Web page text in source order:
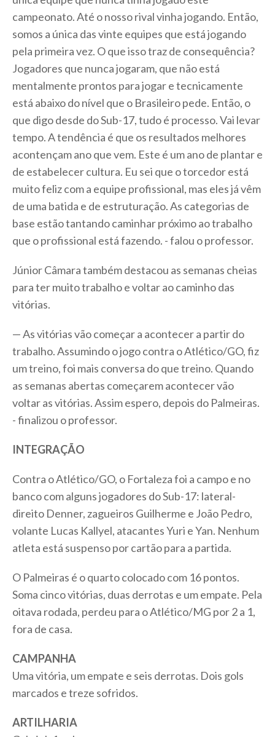
campeonato. Até o nosso rival vinha jogando. Então,
somos a única das vinte equipes que está jogando
pela primeira vez. O que isso traz de consequência?
Jogadores que nunca jogaram, que não está
mentalmente prontos para jogar e tecnicamente
está abaixo do nível que o Brasileiro pede. Então, o
que digo desde do Sub-17, tudo é processo. Vai levar
tempo. A tendência é que os resultados melhores
acontençam ano que vem. Este é um ano de plantar e
de estabelecer cultura. Eu sei que o torcedor está
muito feliz com a equipe profissional, mas eles já vêm
de uma batida e de estruturação. As categorias de
base estão tantando caminhar próximo ao trabalho
que o profissional está fazendo. - falou o professor.
Júnior Câmara também destacou as semanas cheias
para ter muito trabalho e voltar ao caminho das
vitórias.
— As vitórias vão começar a acontecer a partir do
trabalho. Assumindo o jogo contra o Atlético/GO, fiz
um treino, foi mais conversa do que treino. Quando
as semanas abertas começarem acontecer vão
voltar as vitórias. Assim espero, depois do Palmeiras.
- finalizou o professor.
INTEGRAÇÃO
Contra o Atlético/GO, o Fortaleza foi a campo e no
banco com alguns jogadores do Sub-17: lateral-
direito Denner, zagueiros Guilherme e João Pedro,
volante Lucas Kallyel, atacantes Yuri e Yan. Nenhum
atleta está suspenso por cartão para a partida.
O Palmeiras é o quarto colocado com 16 pontos.
Soma cinco vitórias, duas derrotas e um empate. Pela
oitava rodada, perdeu para o Atlético/MG por 2 a 1,
fora de casa.
CAMPANHA
Uma vitória, um empate e seis derrotas. Dois gols
marcados e treze sofridos.
ARTILHARIA